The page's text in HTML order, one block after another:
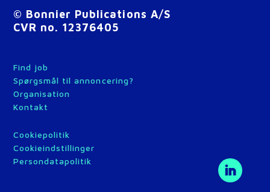
© Bonnier Publications A/S
CVR no. 12376405
Find job
Spørgsmål til annoncering?
Organisation
Kontakt
Cookiepolitik
Cookieindstillinger
Persondatapolitik